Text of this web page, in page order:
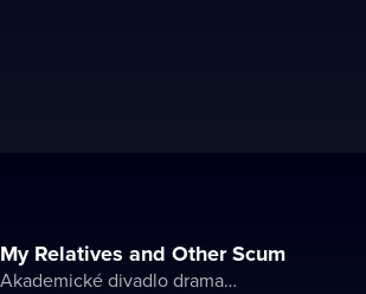
My Relatives and Other Scum
Akademické divadlo dramatu Lesji Ukrajinky